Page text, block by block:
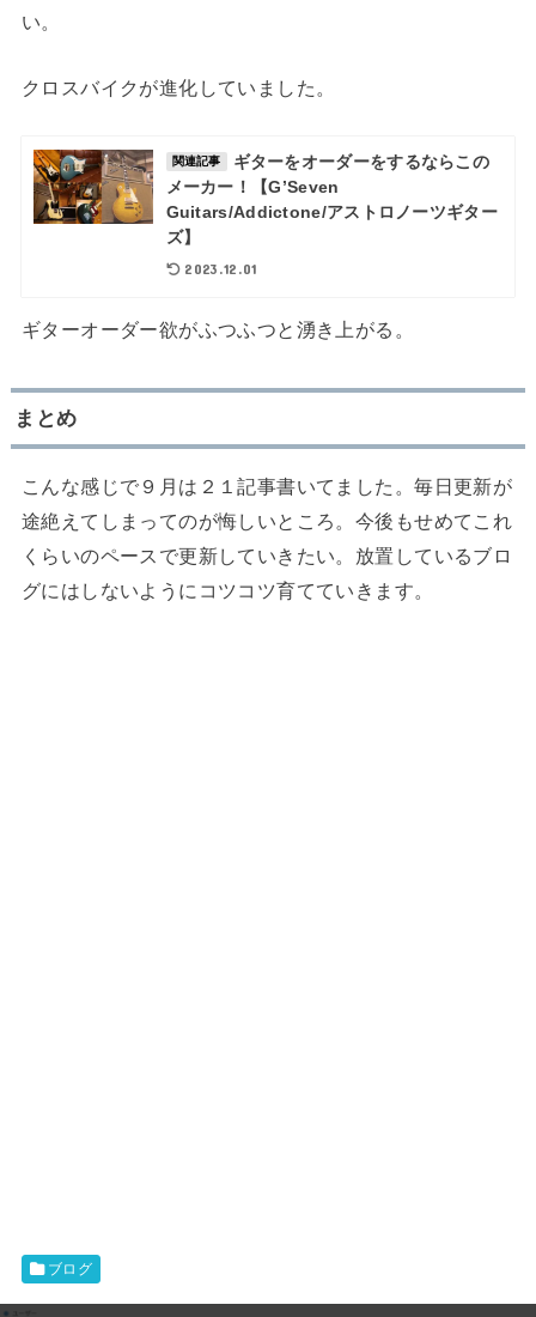
い。
クロスバイクが進化していました。
関連記事
ギターをオーダーをするならこの
メーカー！【G’Seven
Guitars/Addictone/アストロノーツギター
ズ】
2023.12.01
ギターオーダー欲がふつふつと湧き上がる。
まとめ
こんな感じで９月は２１記事書いてました。毎日更新が
途絶えてしまってのが悔しいところ。今後もせめてこれ
くらいのペースで更新していきたい。放置しているブロ
グにはしないようにコツコツ育てていきます。
ブログ